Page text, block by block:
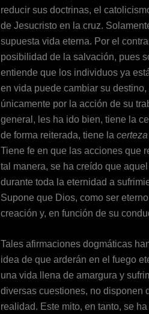
reducir sus doctrinas, el
de Jesucristo en la cruz.
supuesta vida eterna. Por el
posibilidad de la salvación, pues
entiende que los individuos ya
en vida puede cambiar su
únicamente por la acción de su
general, les ha ido bien, tiene la
de forma reiterada, tiene la certeza
Tiene fe en que las acciones que
tal manera, se ha creído que
durante toda la eternidad a
Supone que Dios, como ser
creación y, en función de su
Tales afirmaciones dogmáticas
idea de que arderán en el fuego
una vida llena de amargura y
diversas cuestiones, no disponen
realidad. Este mito, en tanto, se